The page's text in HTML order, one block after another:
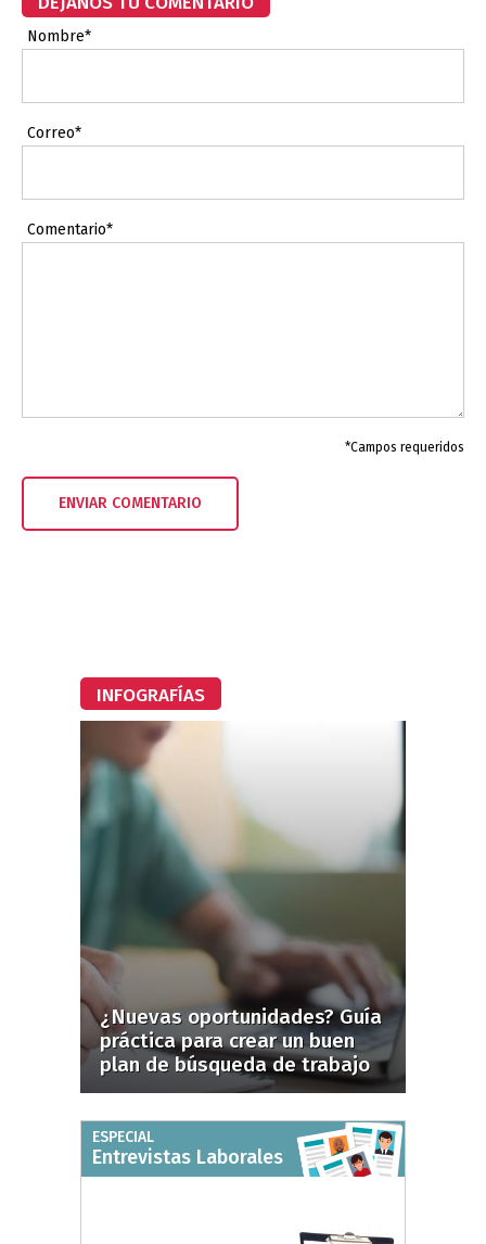
Nombre*
Correo*
Comentario*
*Campos requeridos
INFOGRAFÍAS
¿Nuevas oportunidades? Guía
práctica para crear un buen
plan de búsqueda de trabajo
ESPECIAL
Entrevistas Laborales